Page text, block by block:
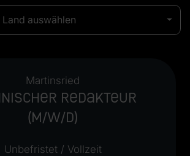
auswählen
Martinsried
Redakteur
(m/w/d)
Unbefristet / Vollzeit